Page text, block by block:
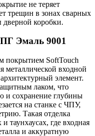
не теряет
трещин в зонах сварных
дверной коробки.
Эмаль 9001
покрытием SoftTouch
металлической входной
элемент.
лаком, что
и сохранение глубины
на станке с ЧПУ,
Такая отделка
таунхаусах, где входная
и аккуратную